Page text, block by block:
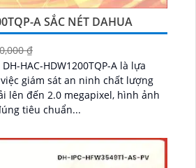
A SẮC NÉT DAHUA
₫
HAC-HDW1200TQP-A là lựa
giám sát an ninh chất lượng
tiêu chuẩn...